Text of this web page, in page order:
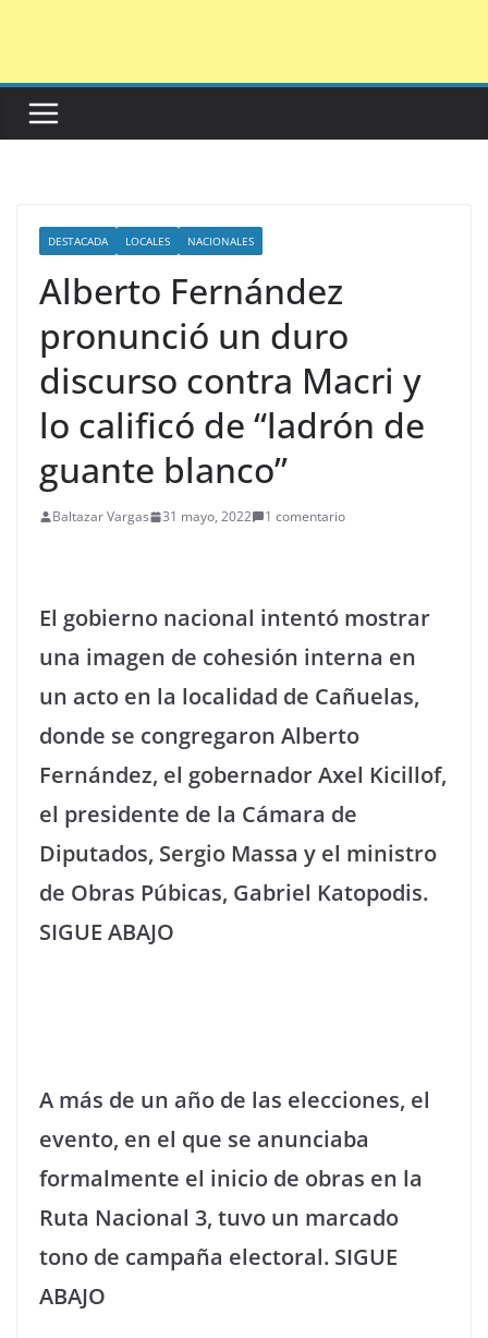
DESTACADA LOCALES NACIONALES
Alberto Fernández
pronunció un duro
discurso contra Macri y
lo calificó de “ladrón de
guante blanco”
Baltazar Vargas 31 mayo, 2022 1 comentario
El gobierno nacional intentó mostrar
una imagen de cohesión interna en
un acto en la localidad de Cañuelas,
donde se congregaron Alberto
Fernández, el gobernador Axel Kicillof,
el presidente de la Cámara de
Diputados, Sergio Massa y el ministro
de Obras Púbicas, Gabriel Katopodis.
SIGUE ABAJO
A más de un año de las elecciones, el
evento, en el que se anunciaba
formalmente el inicio de obras en la
Ruta Nacional 3, tuvo un marcado
tono de campaña electoral. SIGUE
ABAJO